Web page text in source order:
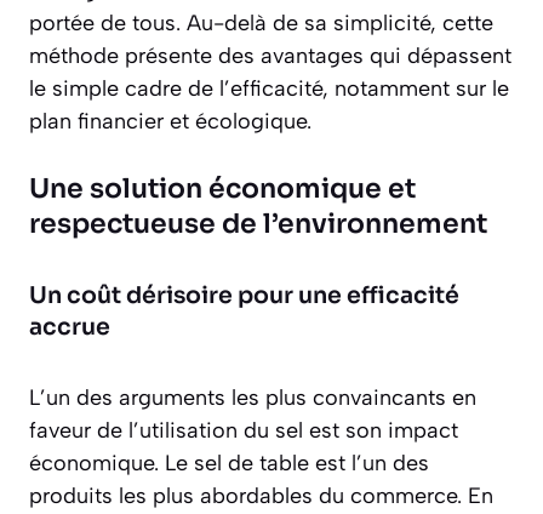
portée de tous. Au-delà de sa simplicité, cette
méthode présente des avantages qui dépassent
le simple cadre de l’efficacité, notamment sur le
plan financier et écologique.
Une solution économique et
respectueuse de l’environnement
Un coût dérisoire pour une efficacité
accrue
L’un des arguments les plus convaincants en
faveur de l’utilisation du sel est son impact
économique. Le sel de table est l’un des
produits les plus abordables du commerce. En